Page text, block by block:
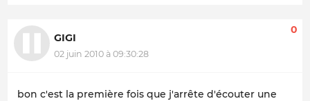
GIGI
02 juin 2010 à 09:30:28
0
bon c'est la première fois que j'arrête d'écouter une